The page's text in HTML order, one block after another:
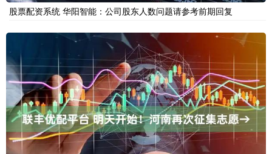
股票配资系统 华阳智能：公司股东人数问题请参考前期回复